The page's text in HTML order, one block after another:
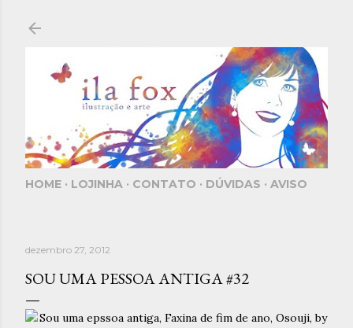
HOME LOJINHA CONTATO DÚVIDAS AVISO
dezembro 27, 2012
SOU UMA PESSOA ANTIGA #32